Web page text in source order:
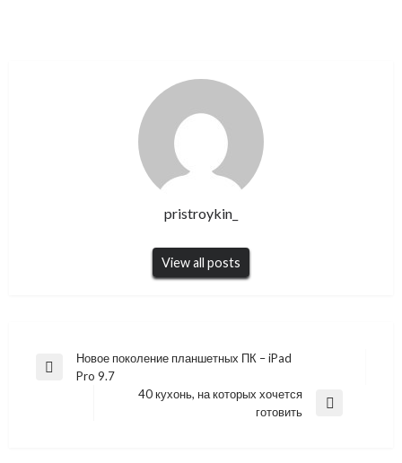
pristroykin_
View all posts
Навигация
Previous
Новое поколение планшетных ПК – iPad
Pro 9.7
40 кухонь, на которых хочется
готовить